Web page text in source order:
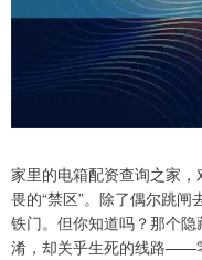
家里的电箱配资查询之家
畏的“禁区”。除了偶尔跳
铁门。但你知道吗？那个
淆，却关乎生死的线路——